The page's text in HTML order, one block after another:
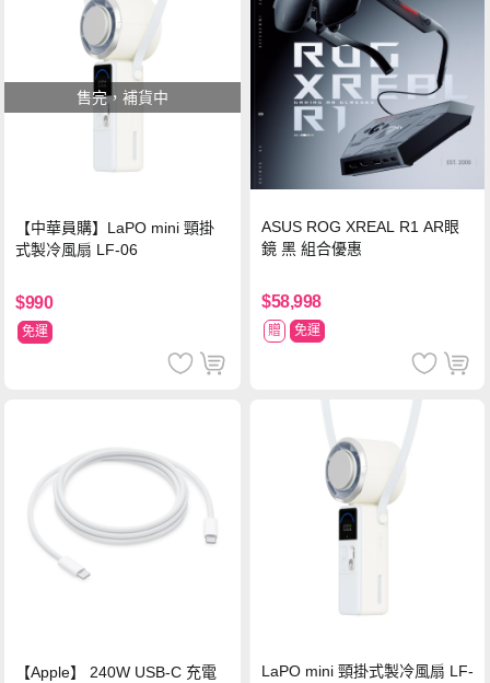
售完，補貨中
【中華員購】LaPO mini 頸掛
式製冷風扇 LF-06
$990
免運
ASUS ROG XREAL R1 AR眼
鏡 黑 組合優惠
$58,998
贈 免運
【Apple】 240W USB-C 充電
LaPO mini 頸掛式製冷風扇 LF-